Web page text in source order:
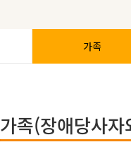
가족
가족(장애당사자